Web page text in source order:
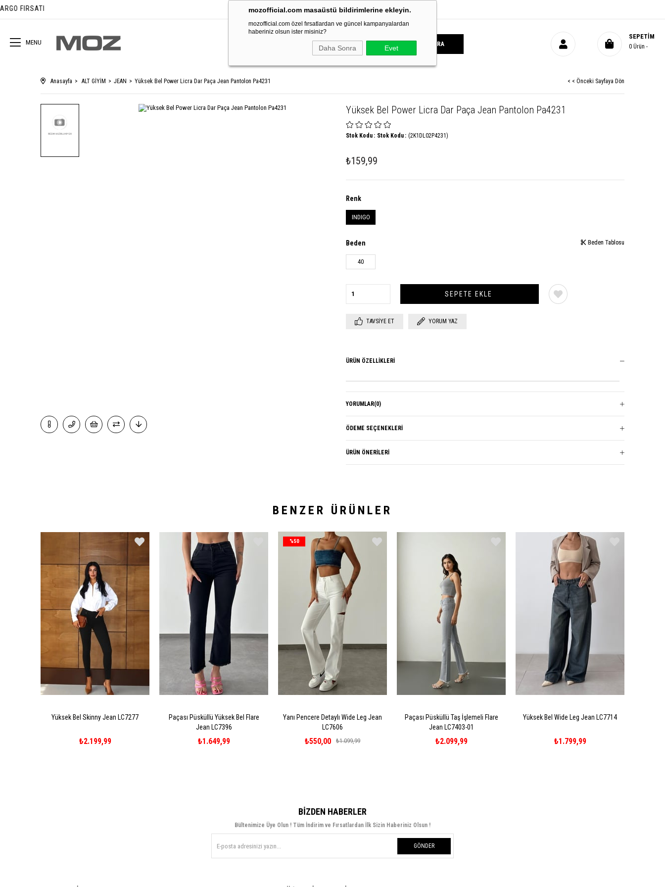
mozofficial.com masaüstü bildirimlerine ekleyin.
mozofficial.com özel fırsatlardan ve güncel kampanyalardan
haberiniz olsun ister misiniz?
Daha Sonra Evet
MENU
SEPETIM
0 Ürün
Anasayfa ALT GİYİM JEAN Yüksek Bel Power Licra Dar Paça Jean Pantolon Pa4231 < < Önceki Sayfaya Dön
Yüksek Bel Power Licra Dar Paça Jean Pantolon Pa4231
(2K1DL02P4231)
Stok Kodu Stok Kodu
₺159,99
Renk
INDIGO
Beden
40
Beden Tablosu
Beden Tablosu
TAVSIYE ET YORUM YAZ
ÜRÜN ÖZELLIKLERI
YORUMLAR(0)
ÖDEME SEÇENEKLERI
ÜRÜN ÖNERILERI
BENZER ÜRÜNLER
Yüksek Bel Skinny Jean LC7277
₺2.199,99
Paçası Püsküllü Yüksek Bel Flare
Jean LC7396
₺1.649,99
Yanı Pencere Detaylı Wide Leg Jean
LC7606
₺550,00 ₺1.099,99
%50
Paçası Püsküllü Taş İşlemeli Flare
Jean LC7403-01
₺2.099,99
Yüksek Bel Wide Leg Jean LC7714
₺1.799,99
BIZDEN HABERLER
Bültenimize Üye Olun ! Tüm İndirim ve Fırsatlardan İlk Sizin Haberiniz Olsun !
GÖNDER